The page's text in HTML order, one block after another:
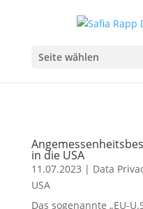
Seite wählen
in die USA
11.07.2023 | Data
USA
Das sogenannte „EU-